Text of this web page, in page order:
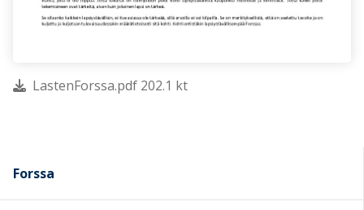
LastenForssa.pdf 202.1 kt
Forssa